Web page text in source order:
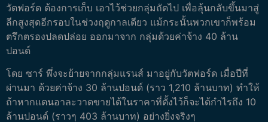
วัตฟอร์ด ต้องการเก็บ เอาไว้ช่วยกลุ่มถัดไป เพื่อลุ้นกลับขึ้นมาสู่
ลีกสูงสุดอีกรอบในช่วงฤดูกาลเดียว แม้กระนั้นพวกเขาก็พร้อม
ตรึกตรองปลดปล่อย ออกมาจาก กลุ่มด้วยค่าจ้าง 40 ล้าน
ปอนด์
โดย ซาร์ พึ่งจะย้ายจากกลุ่มแรนส์ มาอยู่กับวัตฟอร์ด เมื่อปีที่
ผ่านมา ด้วยค่าจ้าง 30 ล้านปอนด์ (ราว 1,210 ล้านบาท) ทำให้
ถ้าหากแตนอาละวาดขายได้ในราคาที่ตั้งไว้ก็จะได้กำไรถึง 10
ล้านปอนด์ (ราวๆ 403 ล้านบาท) อย่างยิ่งจริงๆ